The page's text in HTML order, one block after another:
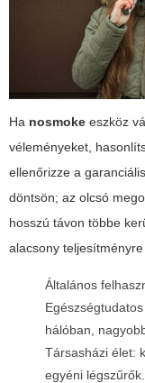
Ha nosmoke eszköz
véleményeket,
ellenőrizze a
döntsön; az olcsó
hosszú távon többe
alacsony teljesítményre
Általános
hálóban,
Társasházi élet:
egyéni légszűrők.